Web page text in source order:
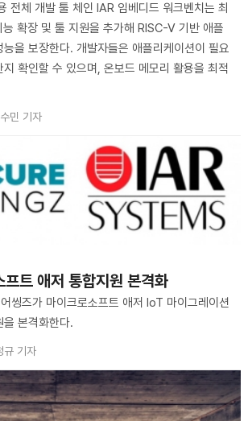
전체 개발 툴 체인 IAR 임베디드 워크벤치는 최
확장 및 툴 지원을 추가해 RISC-V 기반 애플
을 보장한다. 개발자들은 애플리케이션이 필요
확인할 수 있으며, 온보드 메모리 활용을 최적
민 기자
트 애저 통합지원 본격화
씽즈가 마이크로소프트 애저 IoT 마이그레이션
본격화한다.
규 기자